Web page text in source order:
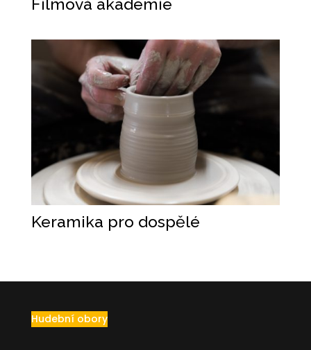
Filmová akademie
Keramika pro dospělé
Hudební obory